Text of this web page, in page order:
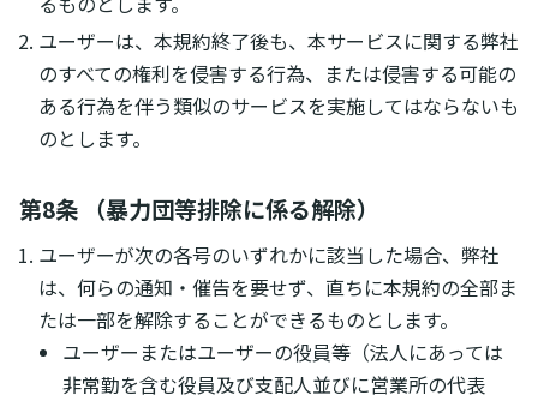
ユーザーは、本規約終了後も、本サービスに関する弊社
のすべての権利を侵害する行為、または侵害する可能の
ある行為を伴う類似のサービスを実施してはならないも
のとします。
第8条 （暴力団等排除に係る解除）
ユーザーが次の各号のいずれかに該当した場合、弊社
は、何らの通知・催告を要せず、直ちに本規約の全部ま
たは一部を解除することができるものとします。
ユーザーまたはユーザーの役員等（法人にあっては
非常勤を含む役員及び支配人並びに営業所の代表